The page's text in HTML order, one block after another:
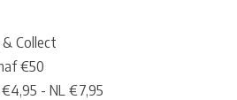
Collect
€50
- NL €7,95